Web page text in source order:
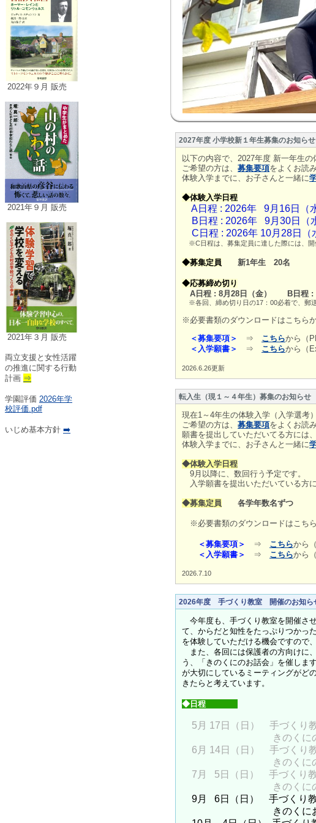
2022年９月 販売
2021年９月 販売
2021年３月 販売
両立支援と女性活躍
の推進に関する行動
計画 ⇒
学園評価 2026年学
校評価.pdf
いじめ基本方針 ➡️
2027年度 小学校新１年生募集のお知らせ
以下の内容で、2027年度 新一年生の
ご希望の方は、 募集要項をよくお読
体験入学までに、お子さんと一緒に
◆体験入学日程
A日程 : 2026年 9月16日（
B日程 : 2026年 9月30日（
C日程 : 2026年 10月28日（
※C日程は、募集定員に達した際には、開
◆募集定員 新1年生 20名
◆応募締め切り
A日程 : 8月28日（金）
B日程 :
※各回、締め切り日の17：00必着で、郵
※必要書類のダウンロードはこちら
＜募集要項＞
⇒ こちらから（
＜入学願書＞
⇒ こちらから（
2026.6.26更新
転入生（現１～４年生）募集のお知らせ
現在1～4年生の体験入学（入学選考
ご希望の方は、 募集要項をよくお読
願書を提出していただいてる方には
体験入学までに、お子さんと一緒に
◆体験入学日程
9月以降に、数回行う予定です。
入学願書を提出いただいている方
◆募集定員 各学年数名ずつ
※必要書類のダウンロードはこち
＜募集要項＞ ⇒ こちらから
＜入学願書＞
⇒ こちらから
2026.7.10
2026年度 手づくり教室 開催のお知ら
今年度も、手づくり教室を開催さ
て、からだと知性をたっぷりつかっ
を体験していただける機会ですので
また、各回には保護者の方向けに
う、「きのくにのお話会」を催しま
が大切にしているミーティングがど
きたらと考えています。
◆日程
5月 17日（日） 手づくり
きのくにのお話会①
6月 14日（日） 手づくり
きのくにのお話
7月 5日（日） 手づくり
きのくにのお話
9月 6日（日） 手づくり教
きのくにお話会④／